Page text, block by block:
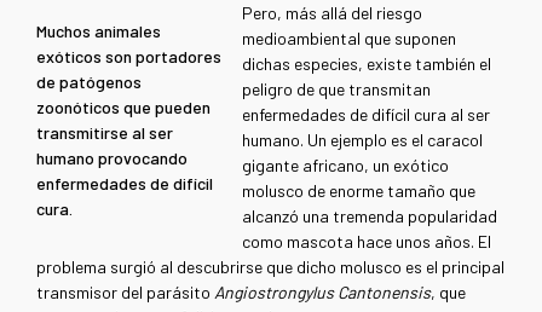
Muchos animales
exóticos son portadores
de patógenos
zoonóticos que pueden
transmitirse al ser
humano provocando
enfermedades de difícil
cura.
Pero, más allá del riesgo
medioambiental que suponen
dichas especies, existe también el
peligro de que transmitan
enfermedades de difícil cura al ser
humano. Un ejemplo es el caracol
gigante africano, un exótico
molusco de enorme tamaño que
alcanzó una tremenda popularidad
como mascota hace unos años. El
problema surgió al descubrirse que dicho molusco es el principal
transmisor del parásito Angiostrongylus Cantonensis, que